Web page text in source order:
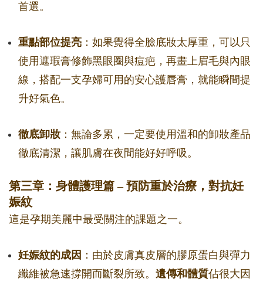
首選。
重點部位提亮 ：如果覺得全臉底妝太厚重，可以只
使用遮瑕膏修飾黑眼圈與痘疤，再畫上眉毛與內眼
線，搭配一支孕婦可用的安心護唇膏，就能瞬間提
升好氣色。
徹底卸妝 ：無論多累，一定要使用溫和的卸妝產品
徹底清潔，讓肌膚在夜間能好好呼吸。
第三章：身體護理篇 – 預防重於治療，對抗妊
娠紋
這是孕期美麗中最受關注的課題之一。
妊娠紋的成因 ：由於皮膚真皮層的膠原蛋白與彈力
纖維被急速撐開而斷裂所致。 遺傳和體質佔很大因